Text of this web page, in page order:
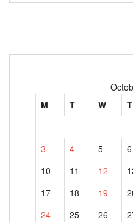
M
T W T
3
4 5 6
10
11 12
17
18 19
24
25 26